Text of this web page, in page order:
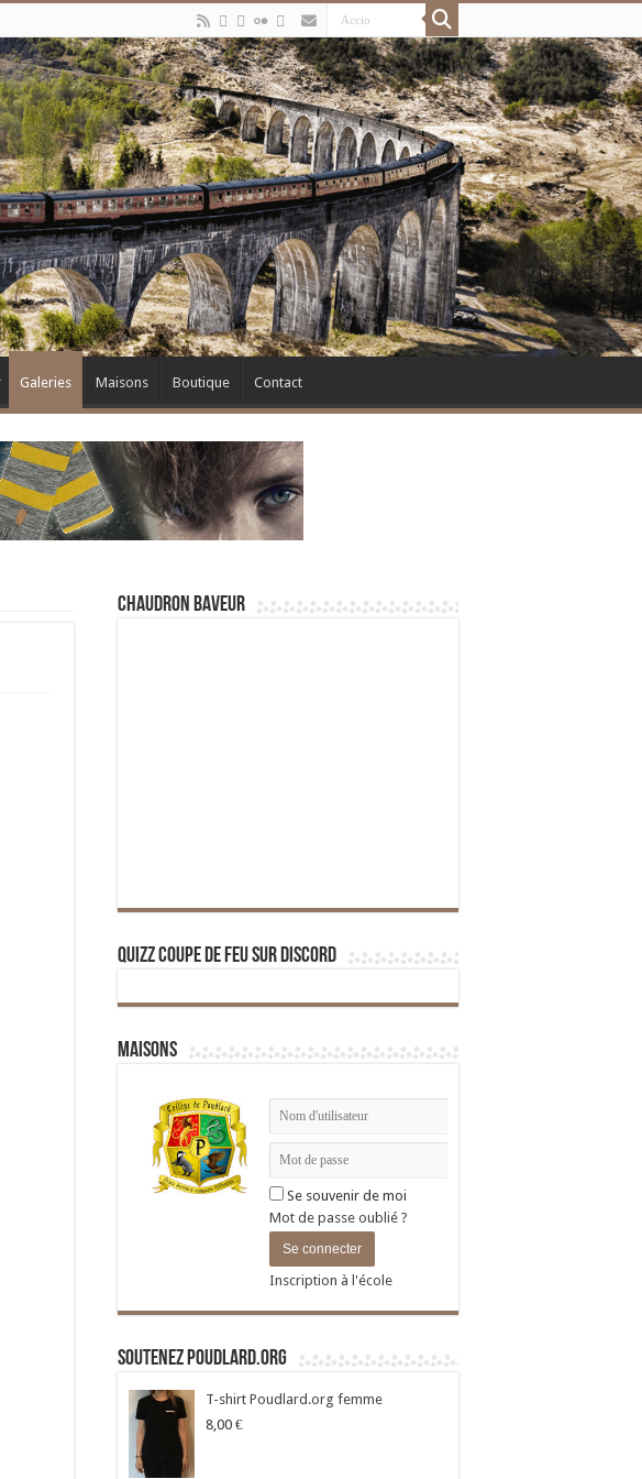
Galeries Maisons Boutique Contact
Chaudron Baveur
Quizz Coupe de Feu sur Discord
Maisons
Se souvenir de moi
Mot de passe oublié ?
Inscription à l'école
Soutenez Poudlard.org
T-shirt Poudlard.org femme
8,00 €